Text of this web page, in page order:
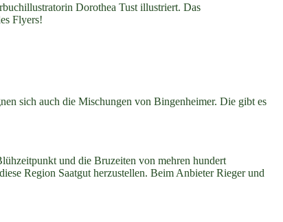
Dorothea Tust illustriert. Das
Flyers!
sich auch die Mischungen von Bingenheimer. Die gibt es
und die Bruzeiten von mehren hundert
Region Saatgut herzustellen. Beim Anbieter Rieger und